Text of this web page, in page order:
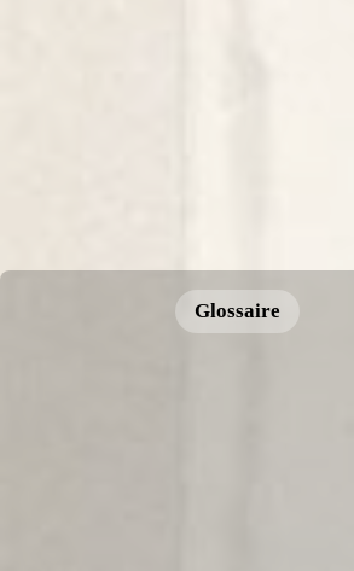
Glossaire